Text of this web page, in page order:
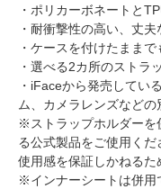
・ポリカーボネートと
・耐衝撃性の高い、丈夫
・ケースを付けたまま
・選べる2カ所のストラ
・iFaceから発売してい
ム、カメラレンズなど
※ストラップホルダーを
る公式製品をご使用く
使用感を保証しかねるた
※インナーシートは併用